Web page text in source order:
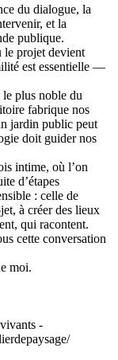
du dialogue, la
et la
publique.
le projet devient
est essentielle —
le plus noble du
fabrique nos
jardin public peut
doit guider nos
intime, où l’on
d’étapes
: celle de
à créer des lieux
qui racontent.
cette conversation
moi.
-